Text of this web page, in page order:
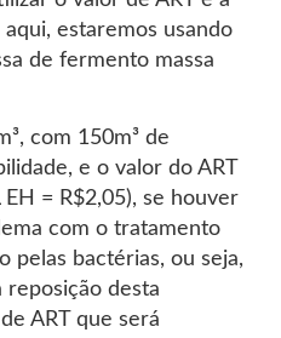
estaremos usando
de fermento massa
com 150m³ de
e o valor do ART
= R$2,05), se houver
com o tratamento
pelas bactérias, ou seja,
desta
ART que será